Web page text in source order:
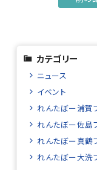
カテゴリー
ニュース
イベント
れんたぼー浦賀
れんたぼー佐島
れんたぼー真鶴
れんたぼー大洗